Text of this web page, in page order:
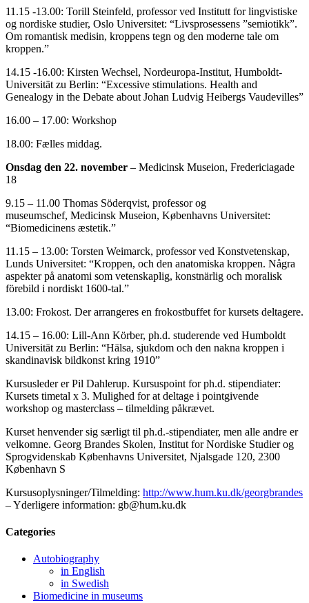
11.15 -13.00: Torill Steinfeld, professor ved Institutt for lingvistiske
og nordiske studier, Oslo Universitet: “Livsprosessens ”semiotikk”.
Om romantisk medisin, kroppens tegn og den moderne tale om
kroppen.”
14.15 -16.00: Kirsten Wechsel, Nordeuropa-Institut, Humboldt-
Universität zu Berlin: “Excessive stimulations. Health and
Genealogy in the Debate about Johan Ludvig Heibergs Vaudevilles”
16.00 – 17.00: Workshop
18.00: Fælles middag.
Onsdag den 22. november – Medicinsk Museion, Fredericiagade
18
9.15 – 11.00 Thomas Söderqvist, professor og
museumschef, Medicinsk Museion, Københavns Universitet:
“Biomedicinens æstetik.”
11.15 – 13.00: Torsten Weimarck, professor ved Konstvetenskap,
Lunds Universitet: “Kroppen, och den anatomiska kroppen. Några
aspekter på anatomi som vetenskaplig, konstnärlig och moralisk
förebild i nordiskt 1600-tal.”
13.00: Frokost. Der arrangeres en frokostbuffet for kursets deltagere.
14.15 – 16.00: Lill-Ann Körber, ph.d. studerende ved Humboldt
Universität zu Berlin: “Hälsa, sjukdom och den nakna kroppen i
skandinavisk bildkonst kring 1910”
Kursusleder er Pil Dahlerup. Kursuspoint for ph.d. stipendiater:
Kursets timetal x 3. Mulighed for at deltage i pointgivende
workshop og masterclass – tilmelding påkrævet.
Kurset henvender sig særligt til ph.d.-stipendiater, men alle andre er
velkomne. Georg Brandes Skolen, Institut for Nordiske Studier og
Sprogvidenskab Københavns Universitet, Njalsgade 120, 2300
København S
Kursusoplysninger/Tilmelding: http://www.hum.ku.dk/georgbrandes
– Yderligere information: gb@hum.ku.dk
Categories
Autobiography
in English
in Swedish
Biomedicine in museums